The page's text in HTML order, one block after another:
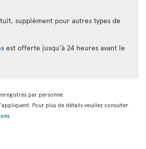
supplément pour autres types de
est offerte jusqu’à 24 heures avant le
par personne.
Pour plus de détails veuillez consulter